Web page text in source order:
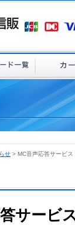
せ > MC音声応答サービ
サービ